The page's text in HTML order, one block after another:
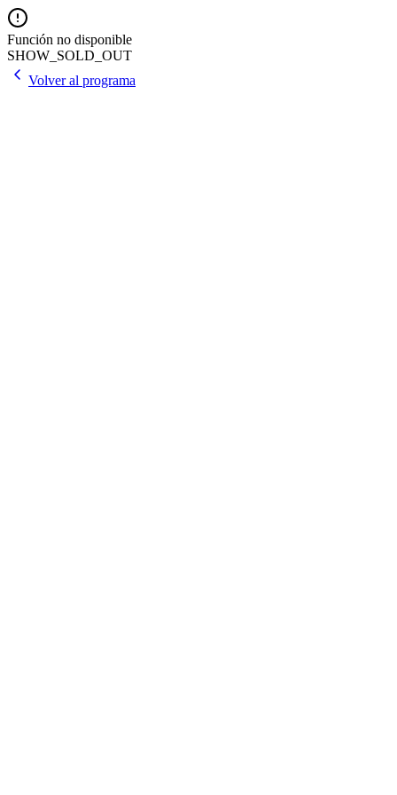
Función no disponible
SHOW_SOLD_OUT
Volver al programa